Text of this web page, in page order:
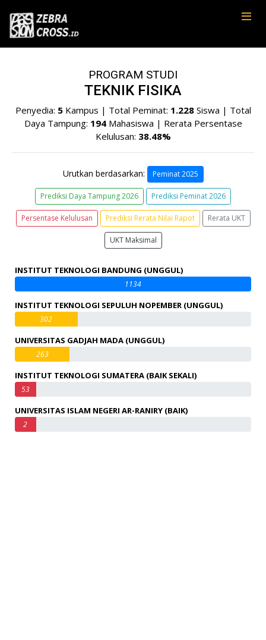
PROGRAM STUDI
TEKNIK FISIKA
Penyedia: 5Kampus | Total Peminat: 1.228Siswa | Total
Daya Tampung: 194Mahasiswa | Rerata Persentase
Kelulusan: 38.48%
Urutkan berdasarkan: Peminat 2025
Prediksi Daya Tampung 2026 Prediksi Peminat 2026
Persentase Kelulusan Prediksi Rerata Nilai Rapot Rerata UKT
UKT Maksimal
INSTITUT TEKNOLOGI BANDUNG (UNGGUL)
1134
INSTITUT TEKNOLOGI SEPULUH NOPEMBER (UNGGUL)
302
UNIVERSITAS GADJAH MADA (UNGGUL)
263
INSTITUT TEKNOLOGI SUMATERA (BAIK SEKALI)
53
UNIVERSITAS ISLAM NEGERI AR-RANIRY (BAIK)
2